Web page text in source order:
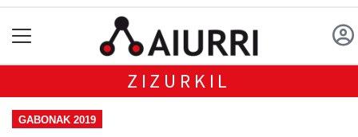
ZIZURKIL
GABONAK 2019